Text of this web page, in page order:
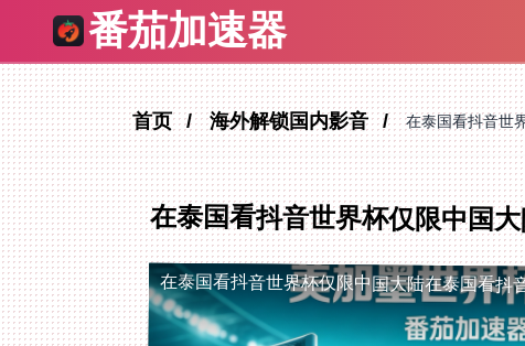
番茄加速器
首页 海外解锁国内影音 在泰国看抖音世
在泰国看抖音世界杯仅限中国
在泰国看抖音世界杯仅限中国大陆在泰国看抖